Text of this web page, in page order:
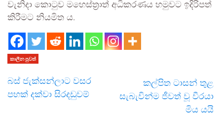
වැනිදා කොටුව මහෙස්ත්‍රාත් අධිකරණය හමුවට ඉදිරිපත්
කිරීමට නියමිත ය.
කාලීන පුවත්
බස් ජැක්සන්ලාට වසර
පහක් දක්වා සිරදඩුවම්
කල්පිත ටාසන් තුළ
සැබැවින්ම ජීවත් වූ වීරයා
මිය යයි